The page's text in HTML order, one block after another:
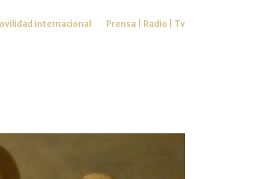
internacional Prensa | Radio | Tv